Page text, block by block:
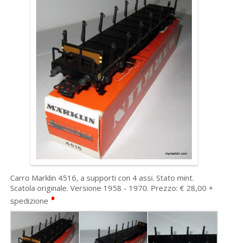
Carro Marklin 4516, a supporti con 4 assi. Stato mint.
Scatola originale. Versione 1958 - 1970. Prezzo: € 28,00 +
spedizione •